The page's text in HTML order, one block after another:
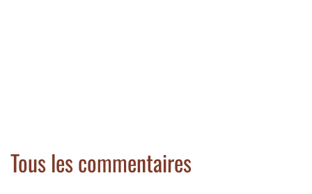
Tous les commentaires